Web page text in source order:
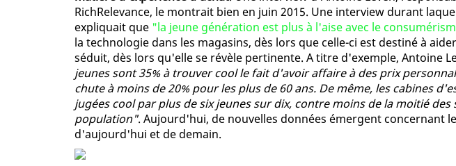
RichRelevance, le montrait bien en juin 2015. Une interview durant
expliquait que "la jeune génération est plus à l'aise avec le
la technologie dans les magasins, dès lors que celle-ci est destiné à
séduit, dès lors qu'elle se révèle pertinente. A titre d'exemple, Antoine
jeunes sont 35% à trouver cool le fait d'avoir affaire à des prix
chute à moins de 20% pour les plus de 60 ans. De même, les cabines
jugées cool par plus de six jeunes sur dix, contre moins de la moitié
population". Aujourd'hui, de nouvelles données émergent concernant
d'aujourd'hui et de demain.